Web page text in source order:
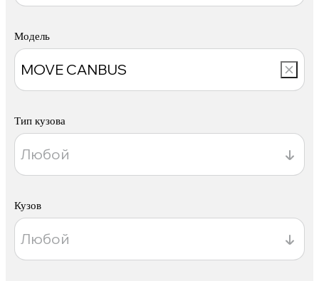
Модель
Тип кузова
Кузов